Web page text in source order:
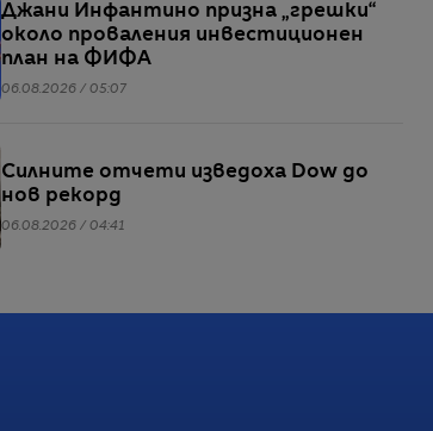
Джани Инфантино призна „грешки“
около проваления инвестиционен
план на ФИФА
06.08.2026 / 05:07
Силните отчети изведоха Dow до
нов рекорд
06.08.2026 / 04:41